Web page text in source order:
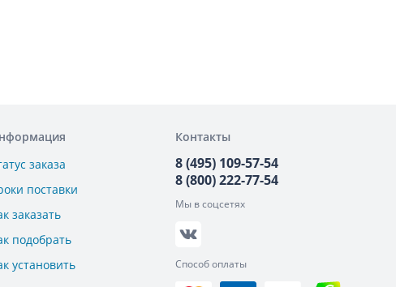
заказа
поставки
заказать
подобрать
установить
Контакты
8 (495) 109-57-54
8 (800) 222-77-54
Мы в соцсетях
Способ оплаты